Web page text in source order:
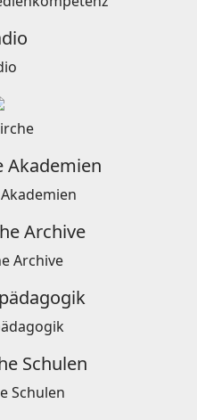
Archive
Schulen